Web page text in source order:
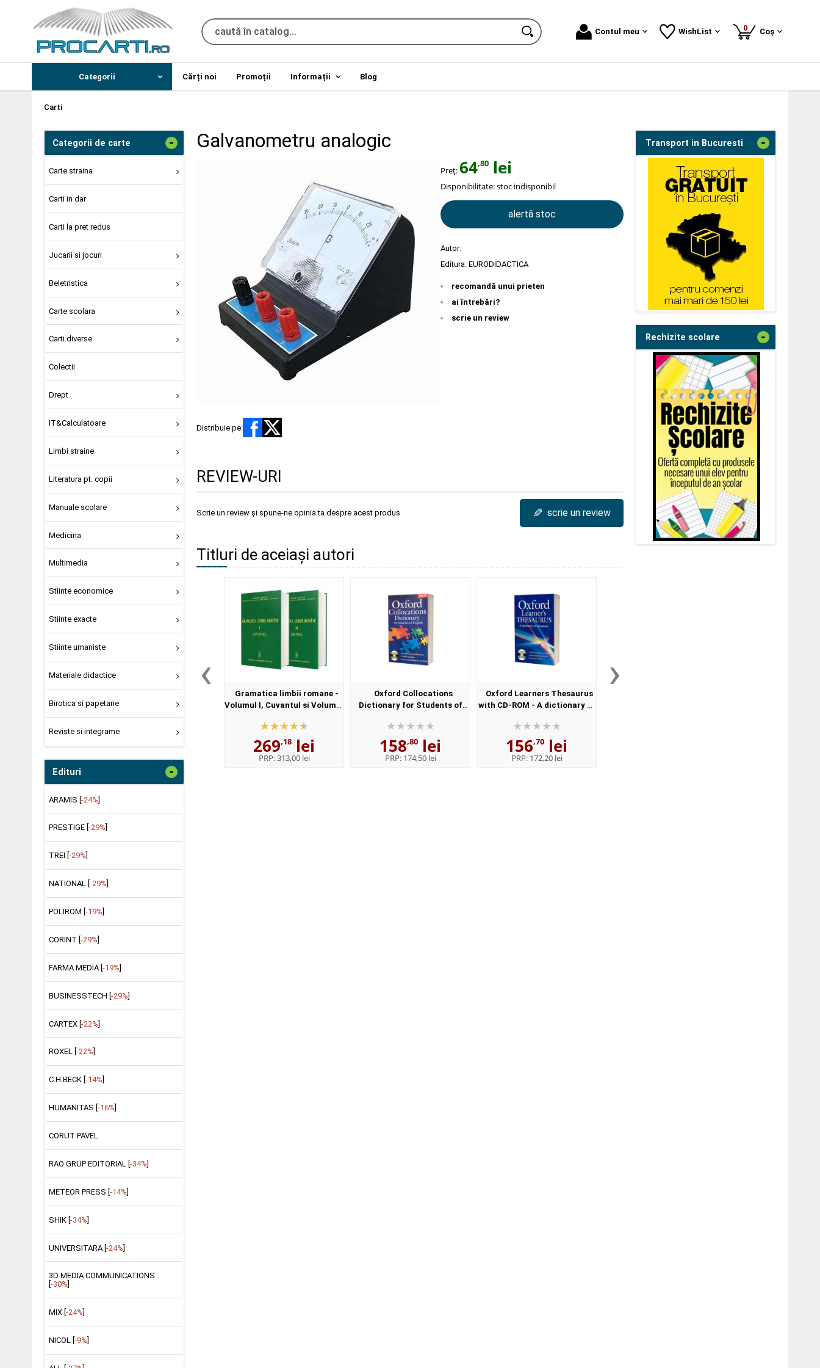
Contul meu WishList 0produse
Coș
Categorii Cărți noi Promoții Informații Blog
Carti
Categorii de carte -
Carte straina
Carti in dar
Carti la pret redus
Jucarii si jocuri
Beletristica
Carte scolara
Carti diverse
Colectii
Drept
IT&Calculatoare
Limbi straine
Literatura pt. copii
Manuale scolare
Medicina
Multimedia
Stiinte economice
Stiinte exacte
Stiinte umaniste
Materiale didactice
Birotica si papetarie
Reviste si integrame
Edituri -
ARAMIS [-24%]
PRESTIGE [ -29%
TREI [ -29%
NATIONAL [ -29%
POLIROM [ -19%
CORINT [ -29%
FARMA MEDIA [ -19%
BUSINESSTECH [-29%]
CARTEX [-22%]
ROXEL [ -22%
C.H.BECK [ -14%
HUMANITAS [ -16%
CORUT PAVEL
RAO GRUP EDITORIAL [ -34%
METEOR PRESS [ -14%
SHIK [-34%]
UNIVERSITARA [-24%]
3D MEDIA COMMUNICATIONS
-30%
MIX [ -24%
NICOL [ -9%
Galvanometru analogic
Preț: 64,80 lei
Disponibilitate:stoc indisponibil
alertă stoc
Autor:
Editura: EURODIDACTICA
recomandă unui prieten
ai întrebări?
scrie un review
Distribuie pe:
REVIEW-URI
Scrie un review și spune-ne opinia ta despre acest produs ✎ scrie un review
Titluri de aceiași autori
‹
Gramatica limbii romane -
Volumul I, Cuvantul si Volumul
egida Institutului de
Lingvistica,,...
269,18 lei
PRP:313,00 lei
Oxford Collocations
Dictionary for Students of
students of English - Format,
Paperback
158,80 lei
PRP: 174,50 lei
Oxford Learners Thesaurus
with CD-ROM - A dictionary of
Paperback
156,70 lei
PRP: 172,20 lei
›
Transport in Bucuresti -
Rechizite scolare -